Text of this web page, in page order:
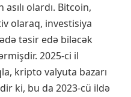
olardı. Bitcoin,
olaraq, investisiya
təsir edə biləcək
2025-ci il
kripto valyuta bazarı
ki, bu da 2023-cü ildə